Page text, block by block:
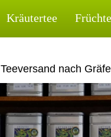
Kräutertee
Teeversand nach